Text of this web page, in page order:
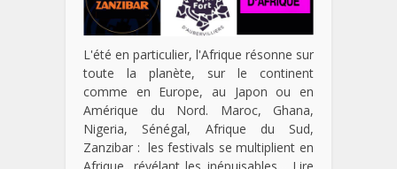
L'été en particulier, l'Afrique résonne sur
toute la planète, sur le continent
comme en Europe, au Japon ou en
Amérique du Nord. Maroc, Ghana,
Nigeria, Sénégal, Afrique du Sud,
Zanzibar : les festivals se multiplient en
Afrique, révélant les inépuisables… Lire